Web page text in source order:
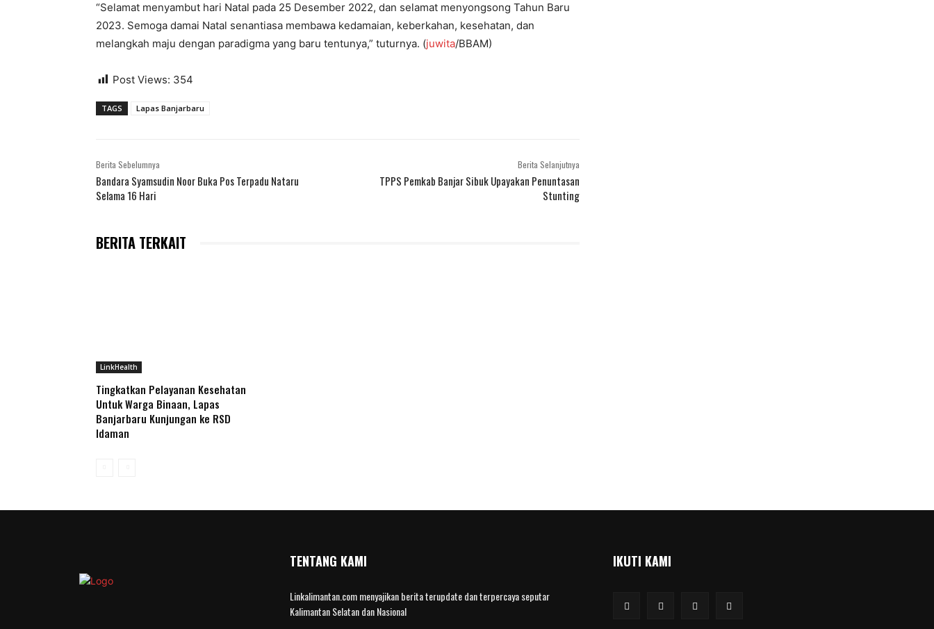
“Selamat menyambut hari Natal pada 25 Desember 2022, dan selamat menyongsong Tahun Baru
2023. Semoga damai Natal senantiasa membawa kedamaian, keberkahan, kesehatan, dan
melangkah maju dengan paradigma yang baru tentunya,” tuturnya. (juwita/BBAM)
Post Views: 354
TAGS Lapas Banjarbaru
Berita Sebelumnya
Bandara Syamsudin Noor Buka Pos Terpadu Nataru
Selama 16 Hari
Berita Selanjutnya
TPPS Pemkab Banjar Sibuk Upayakan Penuntasan
Stunting
BERITA TERKAIT
LinkHealth
Tingkatkan Pelayanan Kesehatan
Untuk Warga Binaan, Lapas
Banjarbaru Kunjungan ke RSD
Idaman
TENTANG KAMI
Linkalimantan.com menyajikan berita terupdate dan terpercaya seputar
Kalimantan Selatan dan Nasional
IKUTI KAMI